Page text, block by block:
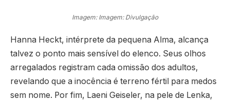
Imagem: Imagem: Divulgação
Hanna Heckt, intérprete da pequena Alma, alcança
talvez o ponto mais sensível do elenco. Seus olhos
arregalados registram cada omissão dos adultos,
revelando que a inocência é terreno fértil para medos
sem nome. Por fim, Laeni Geiseler, na pele de Lenka,